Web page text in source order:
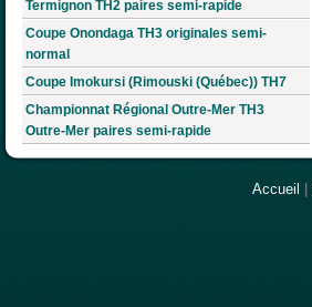
Termignon TH2 paires semi-rapide
Coupe Onondaga TH3 originales semi-
normal
Coupe Imokursi (Rimouski (Québec)) TH7
Championnat Régional Outre-Mer TH3
Outre-Mer paires semi-rapide
Accueil